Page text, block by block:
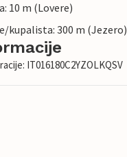
10 m (Lovere)
kupalista: 300 m (Jezero)
IT016180C2YZOLKQSV